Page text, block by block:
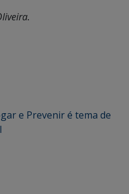
e Prevenir é tema de